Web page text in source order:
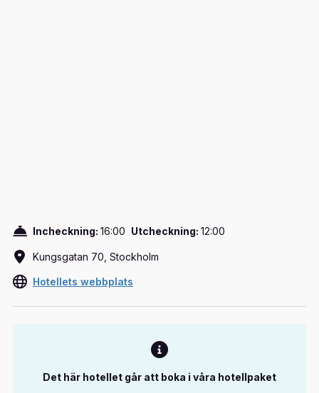
Incheckning: 16:00 Utcheckning: 12:00
Kungsgatan 70, Stockholm
Hotellets webbplats
Det här hotellet går att boka i våra hotellpaket